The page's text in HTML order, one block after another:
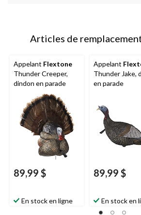
Articles de
Appelant Flextone
Thunder Creeper,
dindon en parade
89,99 $
En stock en ligne
Appelant
Thunder Jake,
en parade
89,99 $
En stock en